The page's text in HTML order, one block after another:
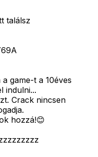
találsz
game-t a 10éves
indulni...
Crack nincsen
hozzá!😊